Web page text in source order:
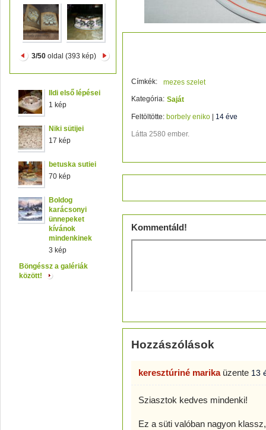
3/50oldal (393 kép)
Ildi első lépései
1 kép
Niki sütijei
17 kép
betuska sutiei
70 kép
Boldog
karácsonyi
ünnepeket
kívánok
mindenkinek
3 kép
Böngéssz a galériák
között!
Címkék:
mezes szelet
Kategória: Saját
Feltöltötte: borbely eniko 14 éve
Látta 2580 ember.
Kommentáld!
Hozzászólások
keresztúriné marikaüzente 13
Sziasztok kedves mindenki!
Ez a süti valóban nagyon